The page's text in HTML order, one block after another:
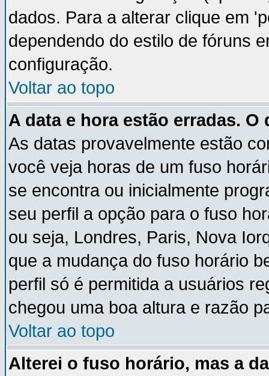
dados. Para a alterar clique em
dependendo do estilo de fóruns
configuração.
Voltar ao topo
A data e hora estão erradas. O
As datas provavelmente estão
você veja horas de um fuso
se encontra ou inicialmente
seu perfil a opção para o fuso
ou seja, Londres, Paris, Nova
que a mudança do fuso horário
perfil só é permitida a usuários
chegou uma boa altura e razão
Voltar ao topo
Alterei o fuso horário, mas a